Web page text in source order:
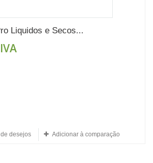
Liquidos e Secos...
desejos Adicionar à comparação